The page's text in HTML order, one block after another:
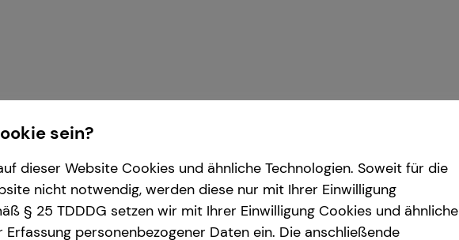
die tecis Finanzdienstleistungen AG
sein?
dieser Website Cookies und ähnliche Technologien. Soweit für die
nicht notwendig, werden diese nur mit Ihrer Einwilligung
§ 25 TDDDG setzen wir mit Ihrer Einwilligung Cookies und ähnliche
Erfassung personenbezogener Daten ein. Die anschließende